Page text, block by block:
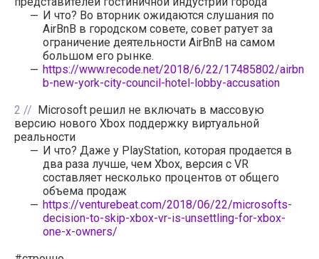
И что? Во вторник ожидаются слушания по
AirBnB в городском совете, совет ратует за
ограничение деятельности AirBnB на самом
большом его рынке.
https://www.recode.net/2018/6/22/17485802/airbn
b-new-york-city-council-hotel-lobby-accusation
2
Microsoft решил не включать в массовую
версию нового Xbox поддержку виртуальной
реальности
И что? Даже у PlayStation, которая продается в
два раза лучше, чем Xbox, версия с VR
составляет несколько процентов от общего
объема продаж
https://venturebeat.com/2018/06/22/microsofts-
decision-to-skip-xbox-vr-is-unsettling-for-xbox-
one-x-owners/